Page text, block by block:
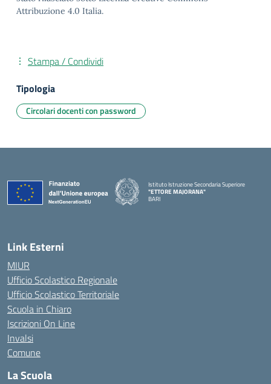
Attribuzione 4.0 Italia.
Stampa / Condividi
Tipologia
Circolari docenti con password
Istituto Istruzione Secondaria Superiore
"ETTORE MAJORANA"
BARI
Link Esterni
MIUR
Ufficio Scolastico Regionale
Ufficio Scolastico Territoriale
Scuola in Chiaro
Iscrizioni On Line
Invalsi
Comune
La Scuola